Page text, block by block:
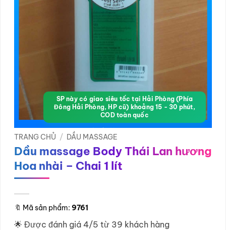
SP này có giao siêu tốc tại Hải Phòng (Phía
Đông Hải Phòng, HP cũ) khoảng 15 - 30 phút,
COD toàn quốc
TRANG CHỦ / DẦU MASSAGE
Dầu massage Body Thái Lan hương
Hoa nhài – Chai 1 lít
🔖 Mã sản phẩm: 9761
🌟 Được đánh giá 4/5 từ 39 khách hàng